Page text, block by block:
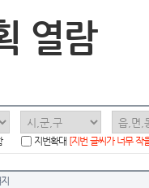
열람
지번확대 [지번 글씨가 너무 작